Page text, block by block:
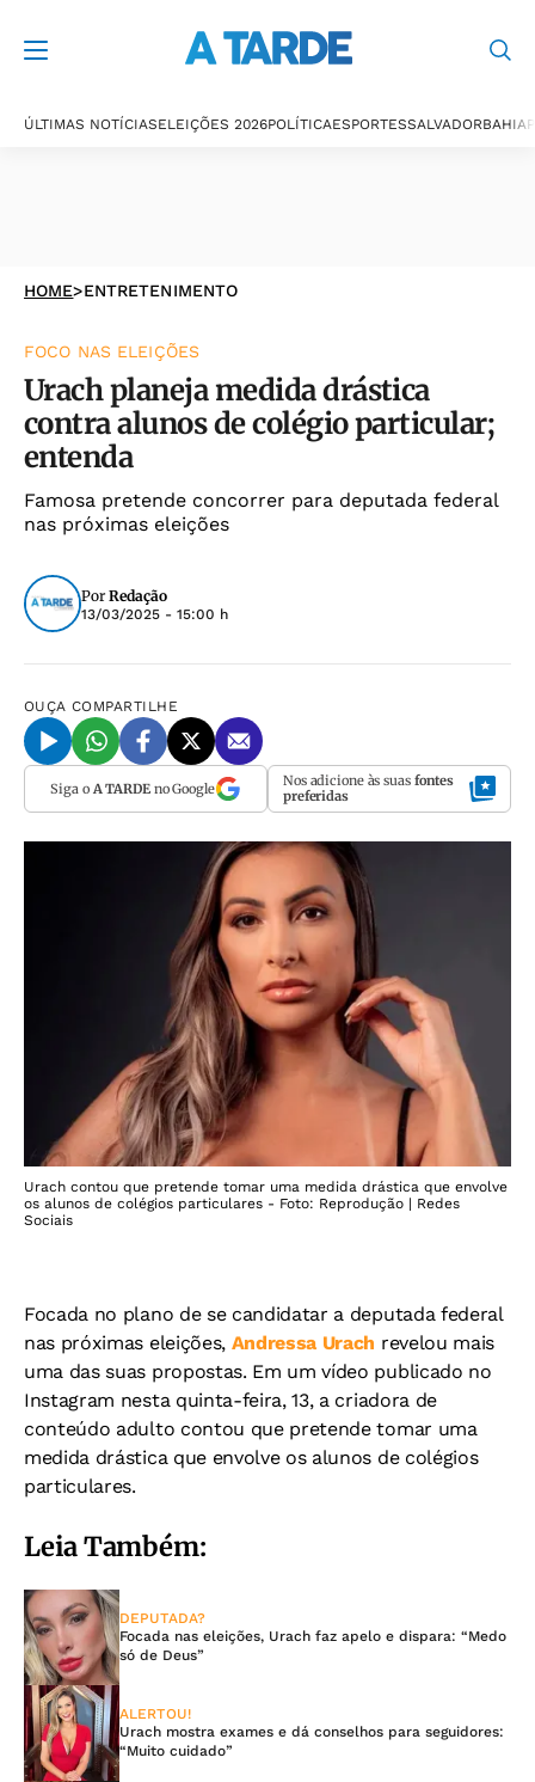
ÚLTIMAS NOTÍCIASELEIÇÕES 2026POLÍTICAESPORTESSALVADORBAHIA
HOME>ENTRETENIMENTO
FOCO NAS ELEIÇÕES
Urach planeja medida drástica
contra alunos de colégio particular;
entenda
Famosa pretende concorrer para deputada federal
nas próximas eleições
Por Redação
13/03/2025 - 15:00 h
OUÇA COMPARTILHE
Siga o A TARDEno Google Nos adicione às suas fontes
preferidas
Urach contou que pretende tomar uma medida drástica que envolve
os alunos de colégios particulares - Foto: Reprodução | Redes
Sociais
Focada no plano de se candidatar a deputada federal
nas próximas eleições, Andressa Urach revelou mais
uma das suas propostas. Em um vídeo publicado no
Instagram nesta quinta-feira, 13, a criadora de
conteúdo adulto contou que pretende tomar uma
medida drástica que envolve os alunos de colégios
particulares.
Leia Também:
DEPUTADA?
Focada nas eleições, Urach faz apelo e dispara: “Medo
só de Deus”
ALERTOU!
Urach mostra exames e dá conselhos para seguidores:
“Muito cuidado”